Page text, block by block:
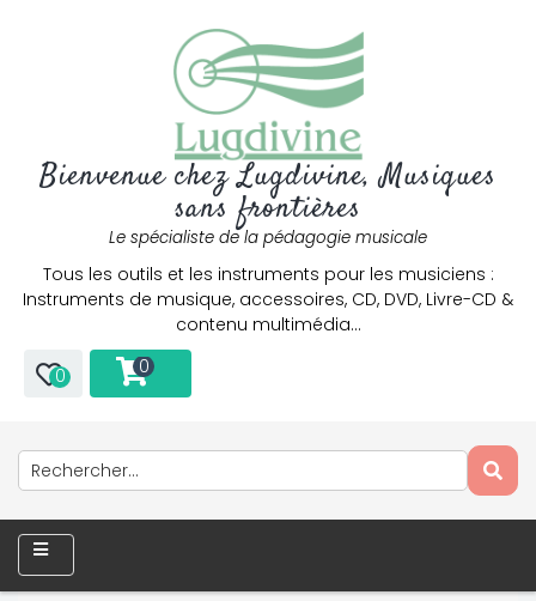
Bienvenue chez Lugdivine, Musiques
sans frontières
Le spécialiste de la pédagogie musicale
Tous les outils et les instruments pour les musiciens :
Instruments de musique, accessoires, CD, DVD, Livre-CD &
contenu multimédia…
0 0